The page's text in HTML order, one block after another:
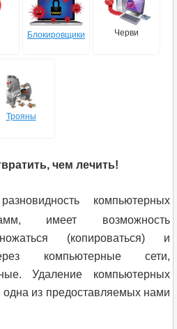
Блокировщики Черви
Трояны
чем лечить!
компьютерных
имеет возможность
(копироваться) и
компьютерные сети,
Удаление компьютерных
одна из предоставляемых нами